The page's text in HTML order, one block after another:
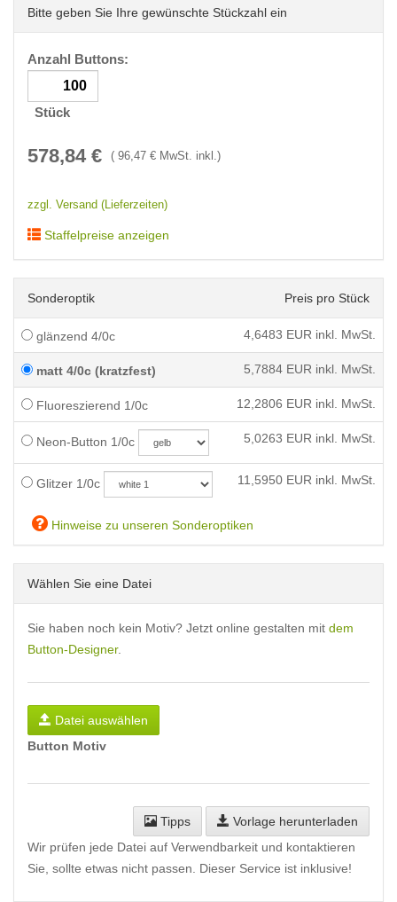
Bitte geben Sie Ihre gewünschte Stückzahl ein
Anzahl Buttons:
Stück
578,84 € ( 96,47 € MwSt. inkl.)
zzgl. Versand (Lieferzeiten)
Staffelpreise anzeigen
Sonderoptik Preis pro Stück
glänzend 4/0c 4,6483 EUR inkl. MwSt.
matt 4/0c (kratzfest) 5,7884 EUR inkl. MwSt.
Fluoreszierend 1/0c 12,2806 EUR inkl. MwSt.
Neon-Button 1/0c 5,0263 EUR inkl. MwSt.
Glitzer 1/0c 11,5950 EUR inkl. MwSt.
Hinweise zu unseren Sonderoptiken
Wählen Sie eine Datei
Sie haben noch kein Motiv? Jetzt online gestalten mit dem
Button-Designer.
Datei auswählen
Button Motiv
Tipps
Vorlage herunterladen
Wir prüfen jede Datei auf Verwendbarkeit und kontaktieren
Sie, sollte etwas nicht passen. Dieser Service ist inklusive!